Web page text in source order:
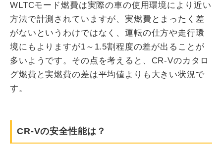
WLTCモード燃費は実際の車の使用環境により近い
方法で計測されていますが、実燃費とまったく差
がないというわけではなく、運転の仕方や走行環
境にもよりますが1～1.5割程度の差が出ることが
多いようです。その点を考えると、CR-Vのカタロ
グ燃費と実燃費の差は平均値よりも大きい状況で
す。
CR-Vの安全性能は？